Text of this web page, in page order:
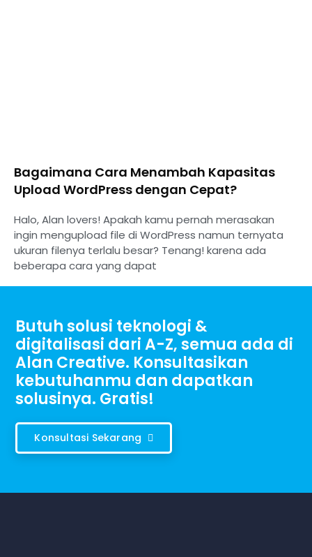
Bagaimana Cara Menambah Kapasitas
Upload WordPress dengan Cepat?
Halo, Alan lovers! Apakah kamu pernah merasakan
ingin mengupload file di WordPress namun ternyata
ukuran filenya terlalu besar? Tenang! karena ada
beberapa cara yang dapat
Butuh solusi teknologi &
digitalisasi dari A-Z, semua ada di
Alan Creative. Konsultasikan
kebutuhanmu dan dapatkan
solusinya. Gratis!
Konsultasi Sekarang